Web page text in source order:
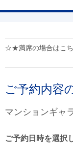
☆★満席の場合はこ
ご予約内容
マンションギャ
ご予約日時を選択